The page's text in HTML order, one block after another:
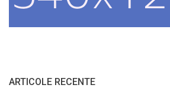
ARTICOLE RECENTE